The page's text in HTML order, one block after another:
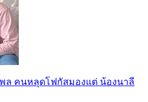
ล คนหลุดโฟกัสมองแต่ น้องนาลี